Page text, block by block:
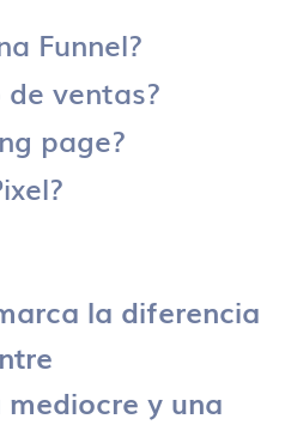
Funnel?
de ventas?
page?
la diferencia
y una